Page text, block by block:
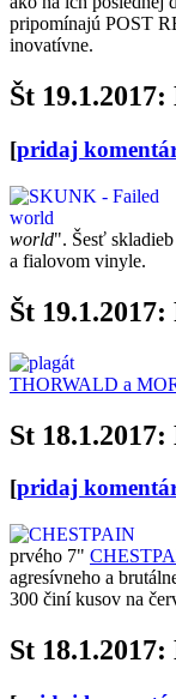
pripomínajú POST
inovatívne.
Št
[pridaj
world". Šesť
a fialovom vinyle.
Št
THORWALD a
St
[pridaj
prvého 7"
agresívneho a
300 činí kusov na
St